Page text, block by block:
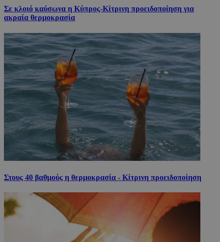
Σε κλοιό καύσωνα η Κύπρος-Κίτρινη προειδοποίηση για
ακραία θερμοκρασία
Στους 40 βαθμούς η θερμοκρασία - Κίτρινη προειδοποίηση